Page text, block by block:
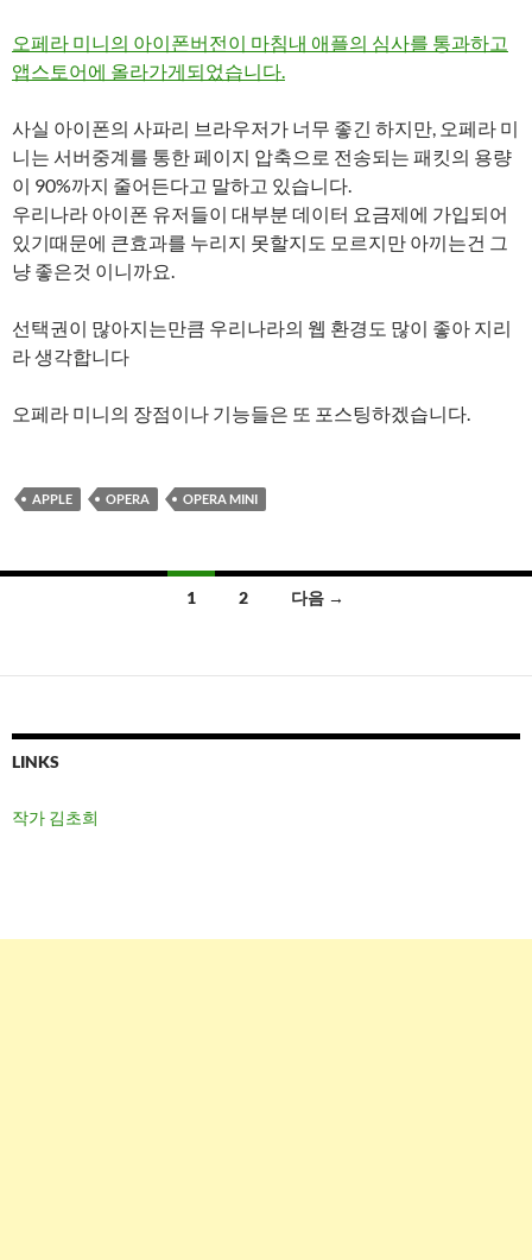
오페라 미니의 아이폰버전이 마침내 애플의 심사를 통과하고
앱스토어에 올라가게되었습니다.
사실 아이폰의 사파리 브라우저가 너무 좋긴 하지만, 오페라 미
니는 서버중계를 통한 페이지 압축으로 전송되는 패킷의 용량
이 90%까지 줄어든다고 말하고 있습니다.
우리나라 아이폰 유저들이 대부분 데이터 요금제에 가입되어
있기때문에 큰효과를 누리지 못할지도 모르지만 아끼는건 그
냥 좋은것 이니까요.
선택권이 많아지는만큼 우리나라의 웹 환경도 많이 좋아 지리
라 생각합니다
오페라 미니의 장점이나 기능들은 또 포스팅하겠습니다.
APPLE OPERA OPERA MINI
비
이
션
1 2 다음 →
LINKS
작가 김초희